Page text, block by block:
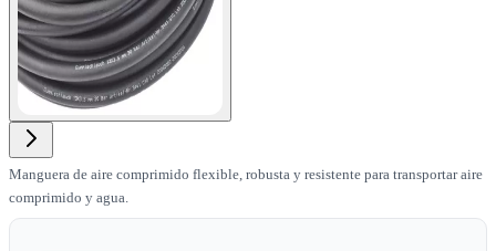
Manguera de aire comprimido flexible, robusta y resistente para transportar aire
comprimido y agua.